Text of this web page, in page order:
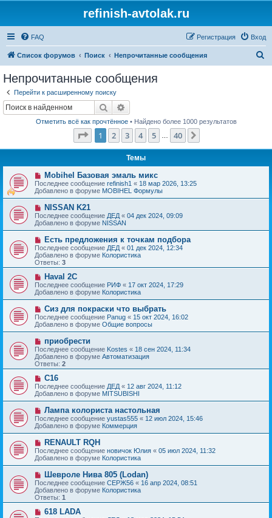
refinish-avtolak.ru
FAQ Вход
Регистрация
Список форумов Поиск Непрочитанные сообщения
Непрочитанные сообщения
Перейти к расширенному поиску
Поиск
Отметить всё как прочтённое• Найдено более 1000 результатов
Страница из 40
1 2 3 4 5 40
Темы
Н
о
в
о
е
с
о
о
б
щ
е
н
и
е
Mobihel Базовая эмаль микс
Последнее сообщение refinish1 « 18 мар 2026, 13:25
Добавлено в форуме MOBIHEL Формулы
Н
о
в
о
е
с
о
о
б
е
н
и
е
NISSAN K21
Последнее сообщение ДЕД « 04 дек 2024, 09:09
Добавлено в форуме NISSAN
Н
о
в
о
е
с
о
о
б
е
н
и
е
Есть предложения к точкам подбора
Последнее сообщение ДЕД « 01 дек 2024, 12:34
Добавлено в форуме Колористика
Ответы: 3
Н
о
в
о
с
о
о
б
щ
е
н
и
е
Haval 2C
Последнее сообщение РИФ « 17 окт 2024, 17:29
Добавлено в форуме Колористика
Н
о
в
о
с
о
о
б
е
н
и
е
Сиз для покраски что выбрать
Последнее сообщение Panug « 15 окт 2024, 16:02
Добавлено в форуме Общие вопросы
Н
о
в
о
е
с
о
б
е
н
и
е
приобрести
Последнее сообщение Kostes « 18 сен 2024, 11:34
Добавлено в форуме Автоматизация
Ответы: 2
Н
о
в
о
с
о
о
б
щ
е
н
и
е
C16
Последнее сообщение ДЕД « 12 авг 2024, 11:12
Добавлено в форуме MITSUBISHI
Н
о
в
о
е
с
о
о
б
е
н
и
е
Лампа колориста настольная
Последнее сообщение yustas555 « 12 июл 2024, 15:46
Добавлено в форуме Коммерция
Н
о
в
о
е
с
о
о
б
е
RENAULT RQH
Последнее сообщение новичок Юлия « 05 июл 2024, 11:32
Добавлено в форуме Колористика
Н
о
в
о
е
с
о
Шевроле Нива 805 (Lodan)
Последнее сообщение СЕРЖ56 « 16 апр 2024, 08:51
Добавлено в форуме Колористика
Ответы: 1
Н618 LADA